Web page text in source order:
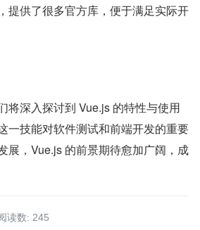
提供了很多官方库，便于满足实际开
将深入探讨到 Vue.js 的特性与使用
一技能对软件测试和前端开发的重要
展，Vue.js 的前景期待愈加广阔，成
读数: 245